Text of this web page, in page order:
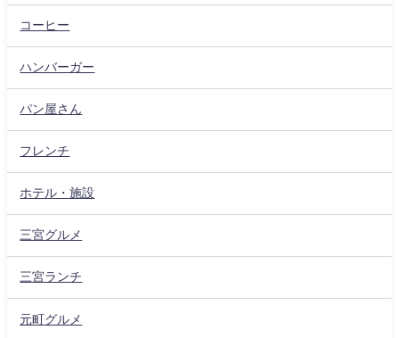
コーヒー
ハンバーガー
パン屋さん
フレンチ
ホテル・施設
三宮グルメ
三宮ランチ
元町グルメ